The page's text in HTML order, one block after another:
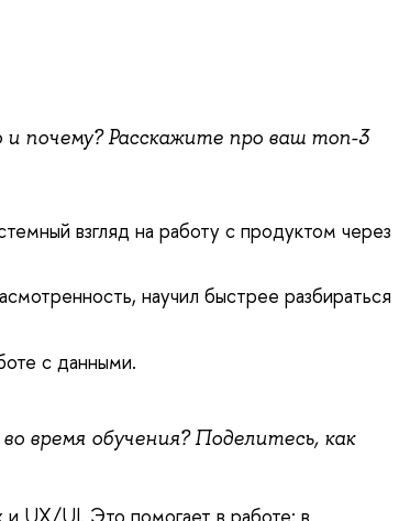
и почему? Расскажите про ваш топ-3
взгляд на работу с продуктом через
научил быстрее разбираться
с данными.
время обучения? Поделитесь, как